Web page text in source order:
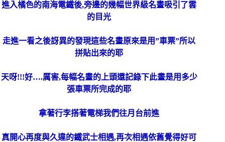
進入橘色的南海電鐵後,旁邊的幾幅世界級名畫吸引了雲
的目光
走進一看之後訝異的發現這些名畫原來是用”車票”所以
拼貼出來的耶
天呀!!!好….厲害,每幅名畫的上頭還記錄下此畫是用多少
張車票所完成的耶
拿著行李搭著電梯我們往月台前進
真開心再度與久違的鐵武士相遇,再次相遇依舊覺得好可